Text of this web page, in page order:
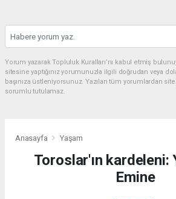
Yorum yazarak Topluluk Kuralları’nı kabul etmiş
sitesine yaptığınız yorumunuzla ilgili doğrudan veya
başınıza üstleniyorsunuz. Yazılan tüm yorumlardan
sorumlu tutulamaz.
Anasayfa Yaşam
Toroslar'ın kardeleni:
Emine